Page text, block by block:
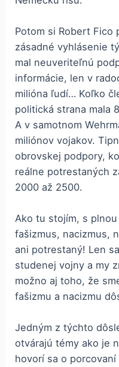
Potom si Robert Fico
zásadné vyhlásenie
mal neuveriteľnú
informácie, len v
milióna ľudí… Koľko
politická strana mala
A v samotnom
miliónov vojakov.
obrovskej podpory,
reálne potrestaných
2000 až 2500.
Ako tu stojím, s
fašizmus, nacizmus,
ani potrestaný! Len
studenej vojny a my
možno aj toho, že
fašizmu a nacizmu
Jedným z týchto
otvárajú témy ako je
hovorí sa o